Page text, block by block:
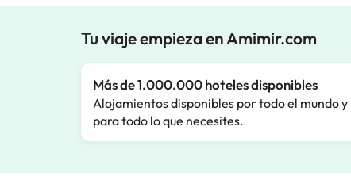
Tu viaje empieza en Amimir.com
Más de 1.000.000 hoteles disponibles
Alojamientos disponibles por todo el mundo y
para todo lo que necesites.